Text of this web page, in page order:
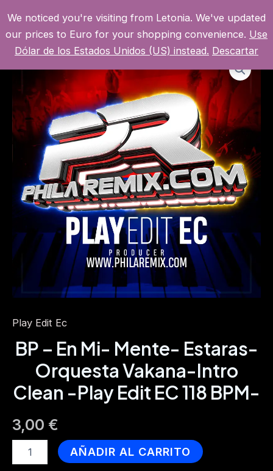
contenido
MI CUENTA
Play Edit Ec
BP – En Mi- Mente- Estaras-
Orquesta Vakana-Intro
Clean -Play Edit EC 118 BPM-
3,00 €
AÑADIR AL CARRITO
We noticed you're visiting from Letonia. We've updated
our prices to Euro for your shopping convenience. Use
Dólar de los Estados Unidos (US) instead. Descartar